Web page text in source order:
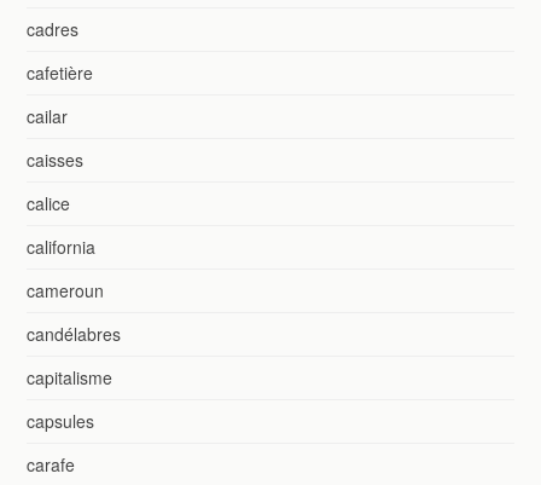
cadres
cafetière
cailar
caisses
calice
california
cameroun
candélabres
capitalisme
capsules
carafe